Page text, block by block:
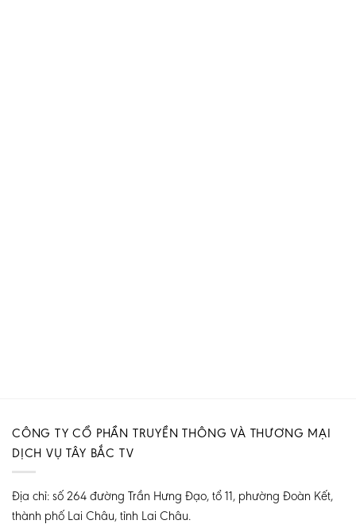
CÔNG TY CỔ PHẦN TRUYỀN THÔNG VÀ THƯƠNG MẠI
DỊCH VỤ TÂY BẮC TV
Địa chỉ: số 264 đường Trần Hưng Đạo, tổ 11, phường Đoàn Kết,
thành phố Lai Châu, tỉnh Lai Châu.